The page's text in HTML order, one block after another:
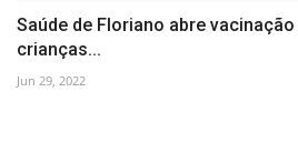
Saúde de Floriano abre
crianças...
Jun 29, 2022